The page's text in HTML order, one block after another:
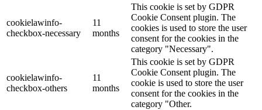
cookielawinfo-
checkbox-necessary
11
months
This cookie is set by GDPR
Cookie Consent plugin. The
cookies is used to store the user
consent for the cookies in the
category "Necessary".
cookielawinfo-
checkbox-others
11
months
This cookie is set by GDPR
Cookie Consent plugin. The
cookie is used to store the user
consent for the cookies in the
category "Other.